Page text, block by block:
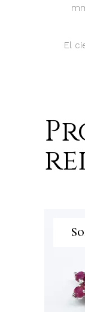
El